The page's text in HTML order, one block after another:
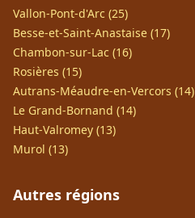
Vallon-Pont-d'Arc (25)
Besse-et-Saint-Anastaise (17)
Chambon-sur-Lac (16)
Rosières (15)
Autrans-Méaudre-en-Vercors (14)
Le Grand-Bornand (14)
Haut-Valromey (13)
Murol (13)
Autres régions